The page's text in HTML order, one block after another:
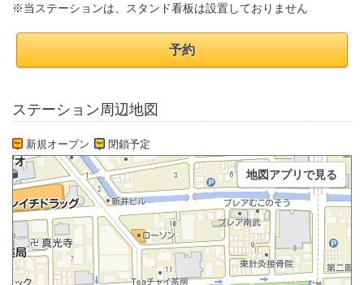
※当ステーションは、スタンド看板は設置しておりません
予約
ステーション周辺地図
新規オープン 閉鎖予定
地図アプリで見る